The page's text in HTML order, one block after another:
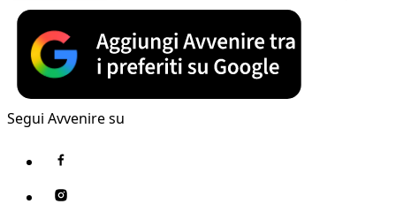
Segui Avvenire su